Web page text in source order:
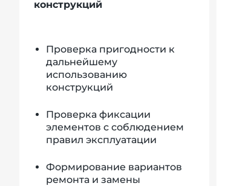
конструкций
Проверка пригодности к
дальнейшему
использованию
конструкций
Проверка фиксации
элементов с соблюдением
правил эксплуатации
Формирование вариантов
ремонта и замены